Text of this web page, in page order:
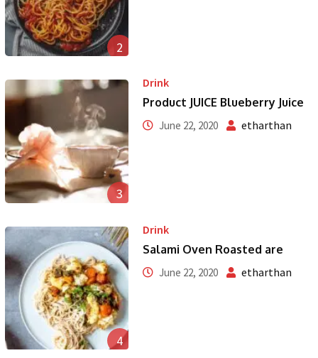
2
3
Drink
Product JUICE Blueberry Juice
June 22, 2020 etharthan
4
Drink
Salami Oven Roasted are
June 22, 2020 etharthan